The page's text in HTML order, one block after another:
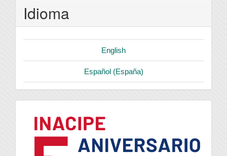
Idioma
English
Español (España)
logo